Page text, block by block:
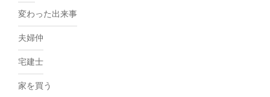
変わった出来事
夫婦仲
宅建士
家を買う